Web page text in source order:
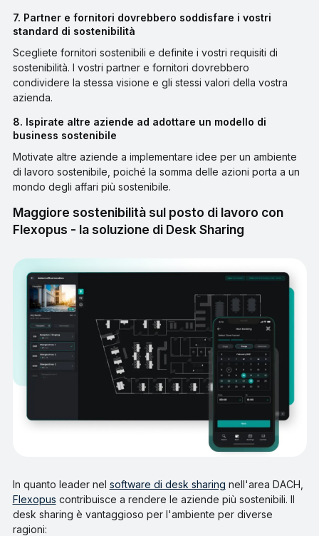
7. Partner e fornitori dovrebbero soddisfare i vostri
standard di sostenibilità
Scegliete fornitori sostenibili e definite i vostri requisiti di
sostenibilità. I vostri partner e fornitori dovrebbero
condividere la stessa visione e gli stessi valori della vostra
azienda.
8. Ispirate altre aziende ad adottare un modello di
business sostenibile
Motivate altre aziende a implementare idee per un ambiente
di lavoro sostenibile, poiché la somma delle azioni porta a un
mondo degli affari più sostenibile.
Maggiore sostenibilità sul posto di lavoro con
Flexopus - la soluzione di Desk Sharing
In quanto leader nel software di desk sharing nell'area DACH,
Flexopus contribuisce a rendere le aziende più sostenibili. Il
desk sharing è vantaggioso per l'ambiente per diverse
ragioni: